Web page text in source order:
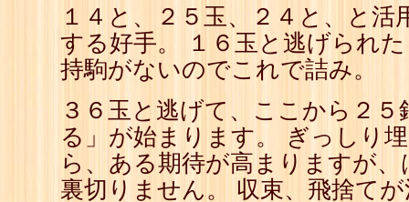
17☗
18
19☗
詰
１４と、２５玉、２４と、と
する好手。 １６玉と逃げられ
持駒がないのでこれで詰み。
３６玉と逃げて、ここから２
る」が始まります。 ぎっしり
ら、ある期待が高まりますが
裏切りません。 収束、飛捨て